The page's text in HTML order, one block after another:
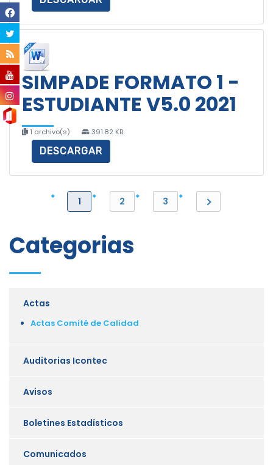
SIMPADE FORMATO 1 -
ESTUDIANTE V5.0 2021
1 archivo(s) 391.82 KB
DESCARGAR
1 2 3
Categorias
Actas
Actas Comité de Calidad
Auditorias Icontec
Avisos
Boletines Estadísticos
Comunicados